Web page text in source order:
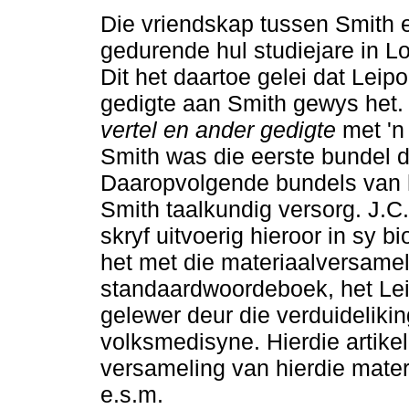
Die vriendskap tussen Smith
gedurende hul studiejare in
Dit het daartoe gelei dat
gedigte aan Smith gewys het.
vertel en ander gedigte met
Smith was die eerste bundel
Daaropvolgende bundels van
Smith taalkundig versorg.
skryf uitvoerig hieroor in sy
het met die
standaardwoordeboek, het
gelewer deur die
volksmedisyne. Hierdie
versameling van hierdie
e.s.m.